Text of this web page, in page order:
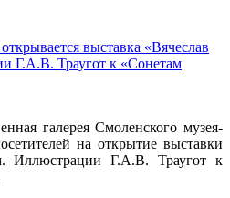
выставка «Вячеслав
Г.А.В. Траугот к «Сонетам
галерея Смоленского музея-
на открытие выставки
Иллюстрации Г.А.В. Траугот к